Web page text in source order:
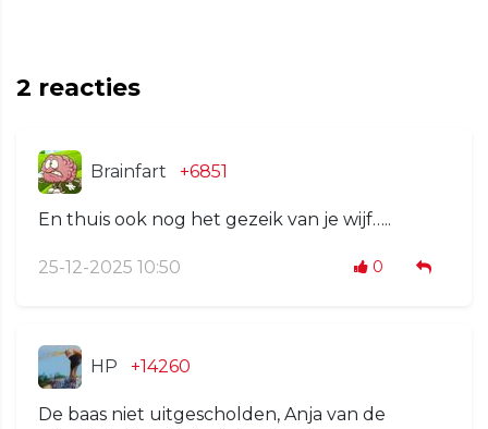
2 reacties
Brainfart +6851
En thuis ook nog het gezeik van je wijf…..
25-12-2025 10:50 0
HP +14260
De baas niet uitgescholden, Anja van de